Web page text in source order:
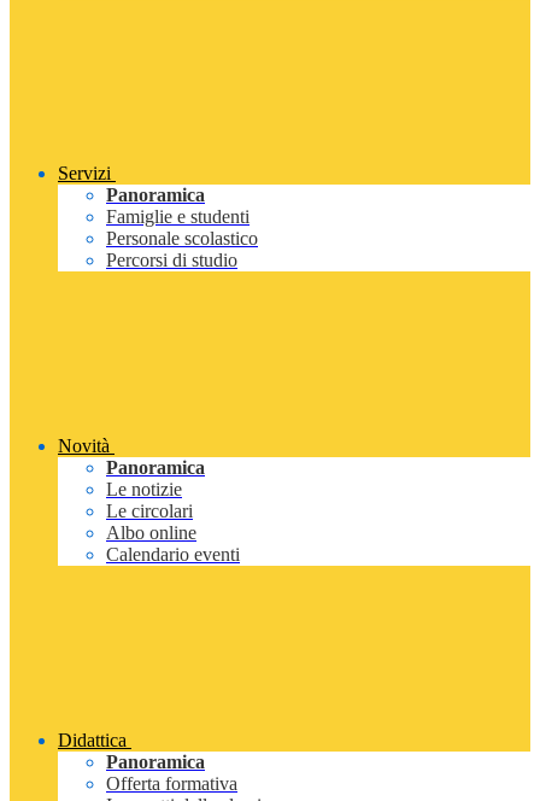
Servizi
Panoramica
Famiglie e studenti
Personale scolastico
Percorsi di studio
Novità
Panoramica
Le notizie
Le circolari
Albo online
Calendario eventi
Didattica
Panoramica
Offerta formativa